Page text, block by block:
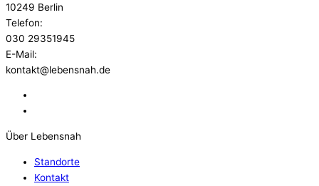
10249 Berlin
Telefon:
030 29351945
E-Mail:
kontakt@lebensnah.de
Über Lebensnah
Standorte
Kontakt